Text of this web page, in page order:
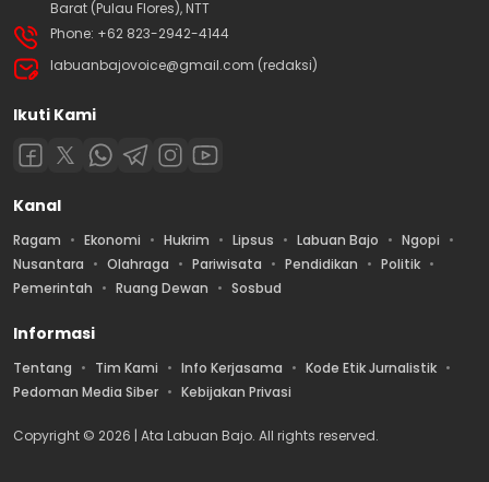
Barat (Pulau Flores), NTT
Phone: +62 823-2942-4144
labuanbajovoice@gmail.com (redaksi)
Ikuti Kami
Kanal
Ragam Ekonomi Hukrim Lipsus Labuan Bajo
Ngopi
Nusantara
Olahraga Pariwisata Pendidikan
Politik
Pemerintah
Ruang Dewan Sosbud
Informasi
Tentang Tim Kami Info Kerjasama
Kode Etik Jurnalistik
Pedoman Media Siber
Kebijakan Privasi
Copyright © 2026 | Ata Labuan Bajo. All rights reserved.